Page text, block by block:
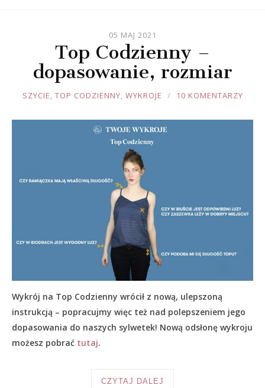
05 MAJ 2021
Top Codzienny –
dopasowanie, rozmiar
JOULE
SZYCIE, TOP CODZIENNY, WYKROJE 10 KOMENTARZY
Wykrój na Top Codzienny wrócił z nową, ulepszoną
instrukcją – popracujmy więc też nad polepszeniem jego
dopasowania do naszych sylwetek! Nową odsłonę wykroju
możesz pobrać tutaj.
CZYTAJ DALEJ